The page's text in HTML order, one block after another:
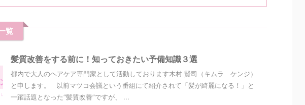
覧
髪質改善をする前に！知っておきたい予備知識３選
都内で大人のヘアケア専門家として活動しております木村 賢司（キムラ ケンジ）
と申します。 以前マツコ会議という番組にて紹介されて「髪が綺麗になる！」と
一躍話題となった“髪質改善”ですが、 ...